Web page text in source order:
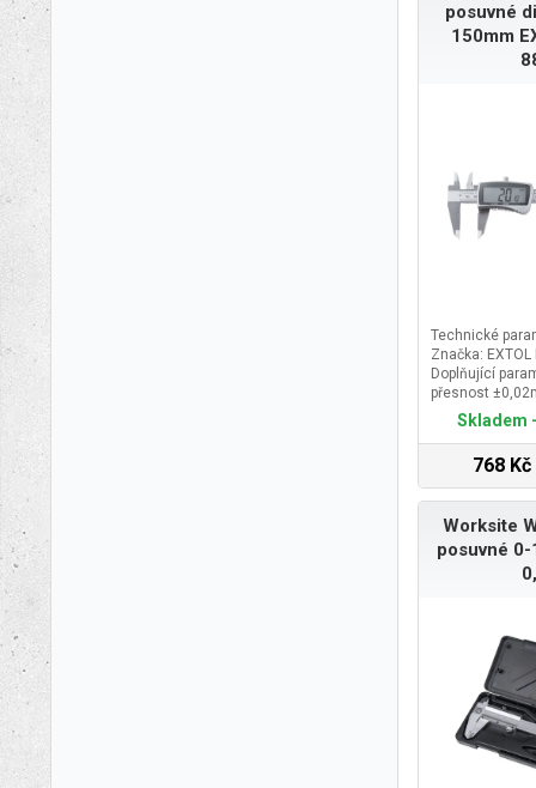
posuvné
150mm
Technické
Značka: EXTOL
Doplňující
přesnost
přesnost
3V typ
kazetě
Skladem
768 Kč
Worksite
posuvné